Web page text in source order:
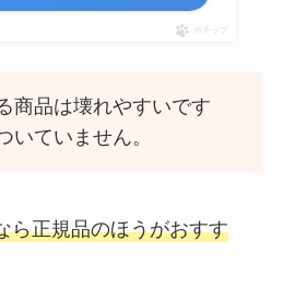
ポチップ
商品は壊れやすいです
いていません。
ら正規品のほうがおすす